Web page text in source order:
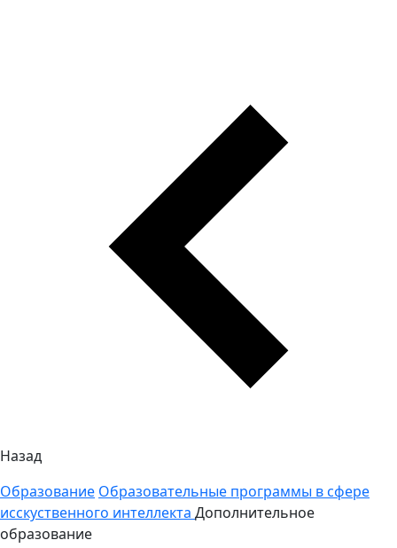
Назад
Образование Образовательные программы в сфере
исскуственного интеллекта Дополнительное
образование